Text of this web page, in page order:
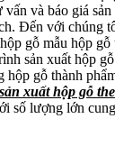
và báo giá
Đến với chúng
gỗ mẫu hộp
sản xuất hộp
hộp gỗ thành
xuất hộp gỗ
số lượng lớn